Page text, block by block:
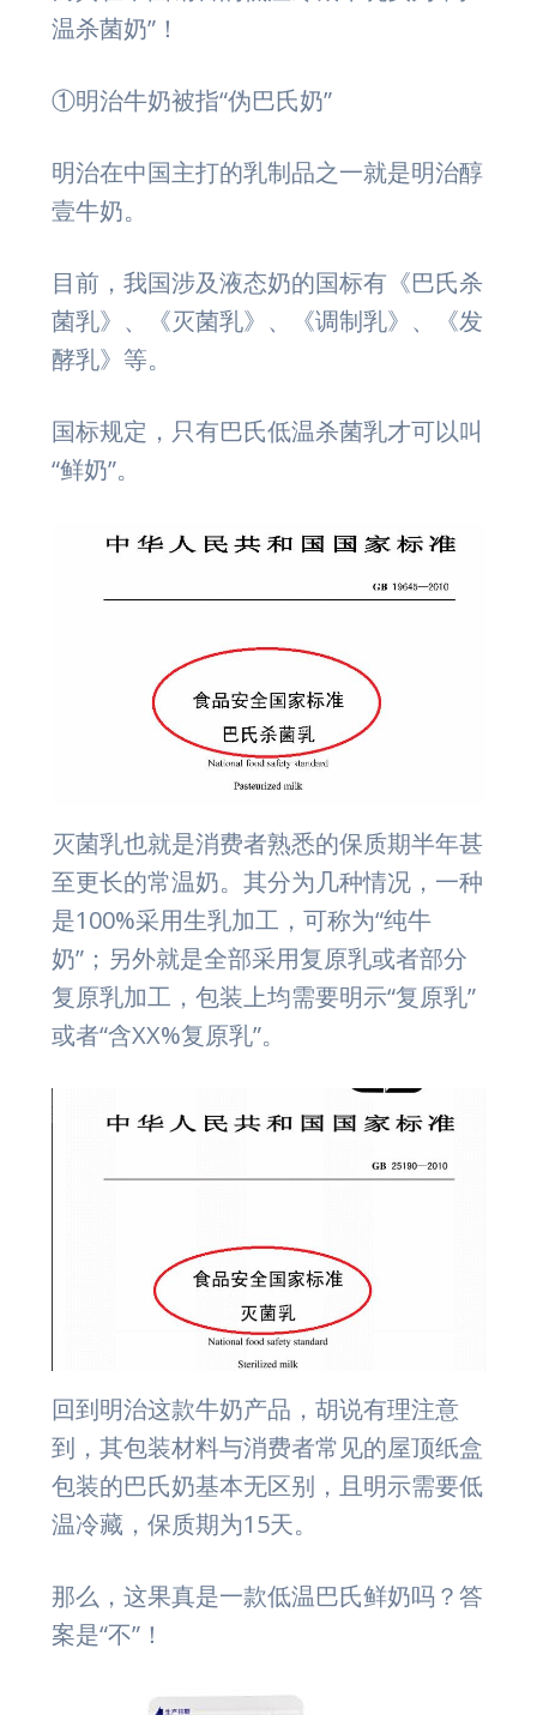
温杀菌奶”！
①明治牛奶被指“伪巴氏奶”
明治在中国主打的乳制品之一就是明治醇
壹牛奶。
目前，我国涉及液态奶的国标有《巴氏杀
菌乳》、《灭菌乳》、《调制乳》、《发
酵乳》等。
国标规定，只有巴氏低温杀菌乳才可以叫
“鲜奶”。
灭菌乳也就是消费者熟悉的保质期半年甚
至更长的常温奶。其分为几种情况，一种
是100%采用生乳加工，可称为“纯牛
奶”；另外就是全部采用复原乳或者部分
复原乳加工，包装上均需要明示“复原乳”
或者“含XX%复原乳”。
回到明治这款牛奶产品，胡说有理注意
到，其包装材料与消费者常见的屋顶纸盒
包装的巴氏奶基本无区别，且明示需要低
温冷藏，保质期为15天。
那么，这果真是一款低温巴氏鲜奶吗？答
案是“不”！